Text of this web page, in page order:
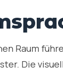
Raum
Die